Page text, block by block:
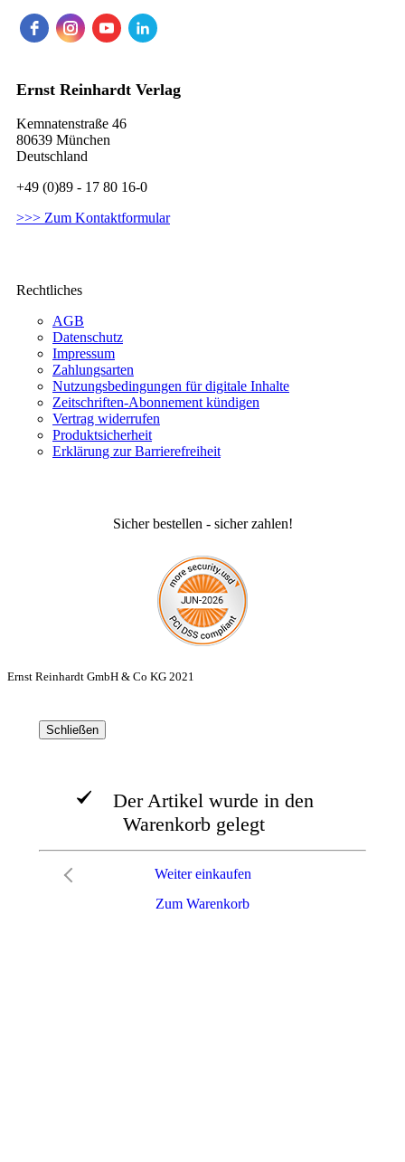
Ernst Reinhardt Verlag
Kemnatenstraße 46
80639 München
Deutschland
+49 (0)89 - 17 80 16-0
>>> Zum Kontaktformular
Rechtliches
AGB
Datenschutz
Impressum
Zahlungsarten
Nutzungsbedingungen für digitale Inhalte
Zeitschriften-Abonnement kündigen
Vertrag widerrufen
Produktsicherheit
Erklärung zur Barrierefreiheit
Sicher bestellen - sicher zahlen!
Ernst Reinhardt GmbH & Co KG 2021
Schließen
Der Artikel wurde in den
Warenkorb gelegt
Zum Warenkorb
Weiter einkaufen